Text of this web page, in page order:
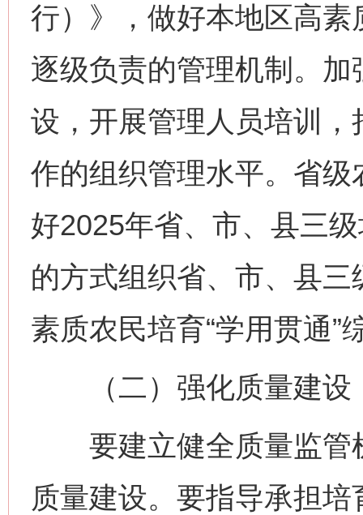
行）》，做好本地区高
逐级负责的管理机制。
设，开展管理人员培训
作的组织管理水平。省
好2025年省、市、县三
的方式组织省、市、县
素质农民培育“学用贯通”
（二）强化质量建设
要建立健全质量监管
质量建设。要指导承担